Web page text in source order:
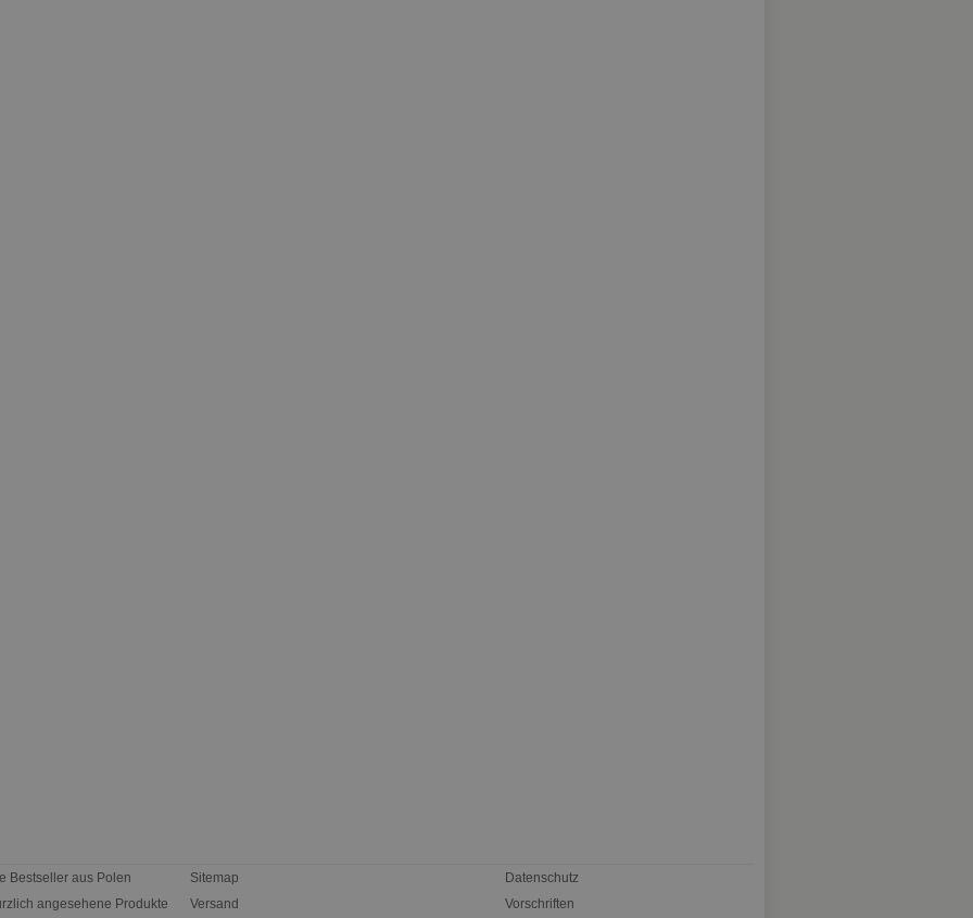
Bestseller aus Polen
angesehene Produkte
Sitemap
Versand
Datenschutz
Vorschriften